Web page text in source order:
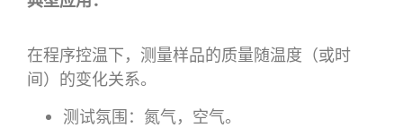
在程序控温下，测量样品的质量随温度（或时
间）的变化关系。
测试氛围：氮气，空气。